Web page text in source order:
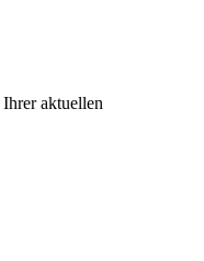
aktuellen